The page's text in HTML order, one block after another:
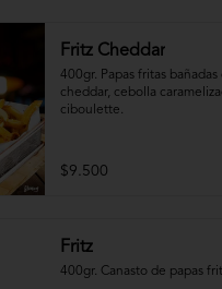
Fritz Cheddar
400gr. Papas fritas bañadas
cheddar, cebolla
ciboulette.
$9.500
Fritz
400gr. Canasto de papas